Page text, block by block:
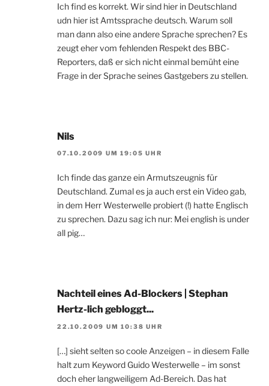
Ich find es korrekt. Wir sind hier in Deutschland
udn hier ist Amtssprache deutsch. Warum soll
man dann also eine andere Sprache sprechen? Es
zeugt eher vom fehlenden Respekt des BBC-
Reporters, daß er sich nicht einmal bemüht eine
Frage in der Sprache seines Gastgebers zu stellen.
Nils
07.10.2009 UM 19:05 UHR
Ich finde das ganze ein Armutszeugnis für
Deutschland. Zumal es ja auch erst ein Video gab,
in dem Herr Westerwelle probiert (!) hatte Englisch
zu sprechen. Dazu sag ich nur: Mei english is under
all pig…
Nachteil eines Ad-Blockers | Stephan
Hertz-lich gebloggt...
22.10.2009 UM 10:38 UHR
[…] sieht selten so coole Anzeigen – in diesem Falle
halt zum Keyword Guido Westerwelle – im sonst
doch eher langweiligem Ad-Bereich. Das hat